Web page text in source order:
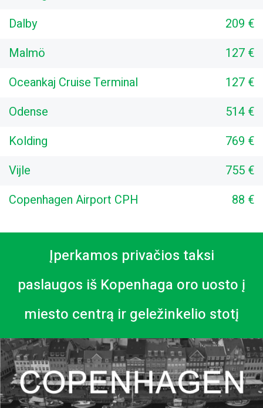
Dalby
209 €
Malmö
127 €
Oceankaj Cruise Terminal
127 €
Odense
514 €
Kolding
769 €
Vijle
755 €
Copenhagen Airport CPH
88 €
Įperkamos privačios taksi
paslaugos iš Kopenhaga oro uosto į
miesto centrą ir geležinkelio stotį